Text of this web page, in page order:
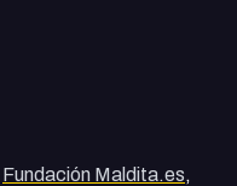
Fundación Maldita.es,